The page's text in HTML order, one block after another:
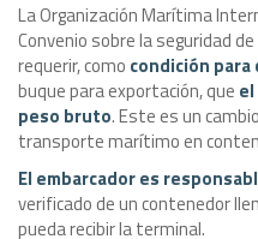
La Organización Marítima
Convenio sobre la seguridad
requerir, como condición para
buque para exportación, que
peso bruto. Este es un
transporte marítimo en
El embarcador es
verificado de un contenedor
pueda recibir la terminal.